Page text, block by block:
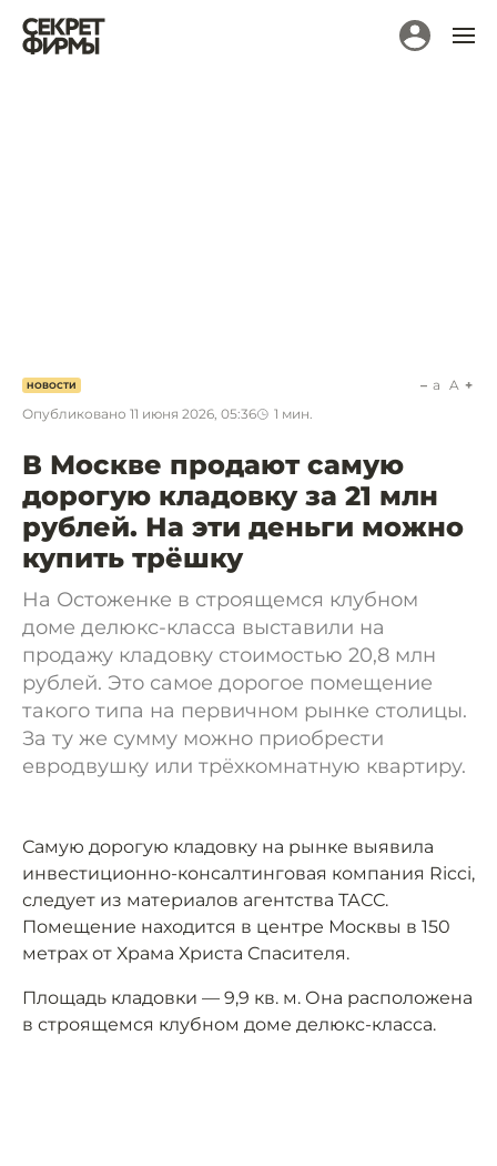
НОВОСТИ
Опубликовано 11 июня 2026, 05:36 1 мин.
a A
В Москве продают самую
дорогую кладовку за 21 млн
рублей. На эти деньги можно
купить трёшку
На Остоженке в строящемся клубном
доме делюкс-класса выставили на
продажу кладовку стоимостью 20,8 млн
рублей. Это самое дорогое помещение
такого типа на первичном рынке столицы.
За ту же сумму можно приобрести
евродвушку или трёхкомнатную квартиру.
Самую дорогую кладовку на рынке выявила
инвестиционно-консалтинговая компания Ricci,
следует из материалов агентства ТАСС.
Помещение находится в центре Москвы в 150
метрах от Храма Христа Спасителя.
Площадь кладовки — 9,9 кв. м. Она расположена
в строящемся клубном доме делюкс-класса.